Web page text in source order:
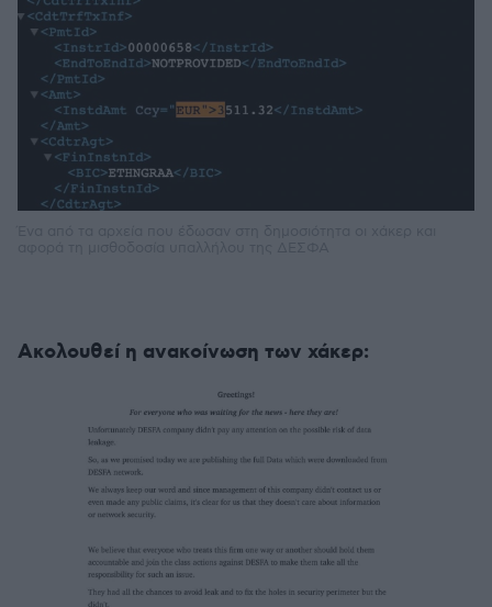
Ακολουθεί η ανακοίνωση των χάκερ: